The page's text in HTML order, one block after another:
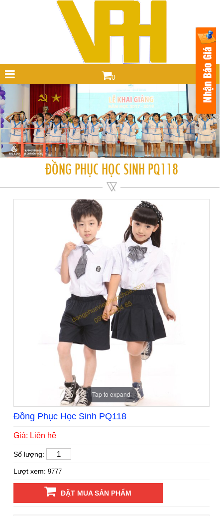
0
ĐỒNG PHỤC HỌC SINH PQ118
Tap to expand
Đồng Phục Học Sinh PQ118
Giá: Liên hệ
Số lượng:
Lượt xem: 9777
ĐẶT MUA SẢN PHẨM